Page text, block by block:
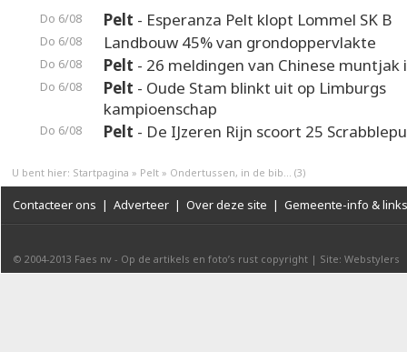
Do 6/08 Pelt - Esperanza Pelt klopt Lommel SK B
Do 6/08 Landbouw 45% van grondoppervlakte
Do 6/08 Pelt - 26 meldingen van Chinese muntjak
Do 6/08 Pelt - Oude Stam blinkt uit op Limburgs
kampioenschap
Do 6/08 Pelt - De IJzeren Rijn scoort 25
U bent hier: Startpagina » Pelt » Ondertussen, in de bib... (3)
Contacteer ons | Adverteer | Over deze site | Gemeente-info & links
© 2004-2013 Faes nv - Op de artikels en foto’s rust copyright | Site: Webstylers